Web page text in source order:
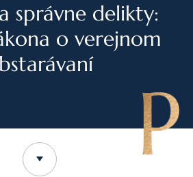
správne delikty:
o verejnom